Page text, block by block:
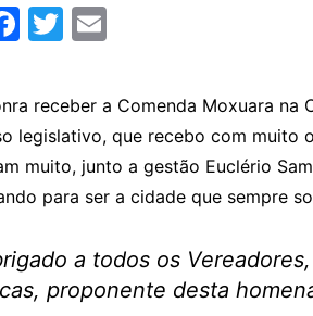
F
c
e
b
o
k
T
itt
er
ai
l
receber a Comenda Moxuara
legislativo, que recebo com muito
muito, junto a gestão Euclério
para ser a cidade que sempre
a todos os
proponente desta